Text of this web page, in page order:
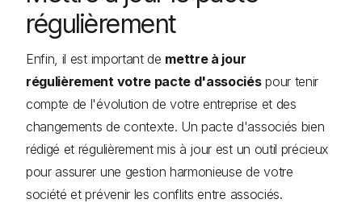
régulièrement
Enfin, il est important de mettre à jour
régulièrement votre pacte d'associéspour tenir
compte de l'évolution de votre entreprise et des
changements de contexte. Un pacte d'associés bien
rédigé et régulièrement mis à jour est un outil précieux
pour assurer une gestion harmonieuse de votre
société et prévenir les conflits entre associés.